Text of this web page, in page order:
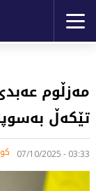
مەزڵوم
تێكەڵ
03:33 - 07/10/2025